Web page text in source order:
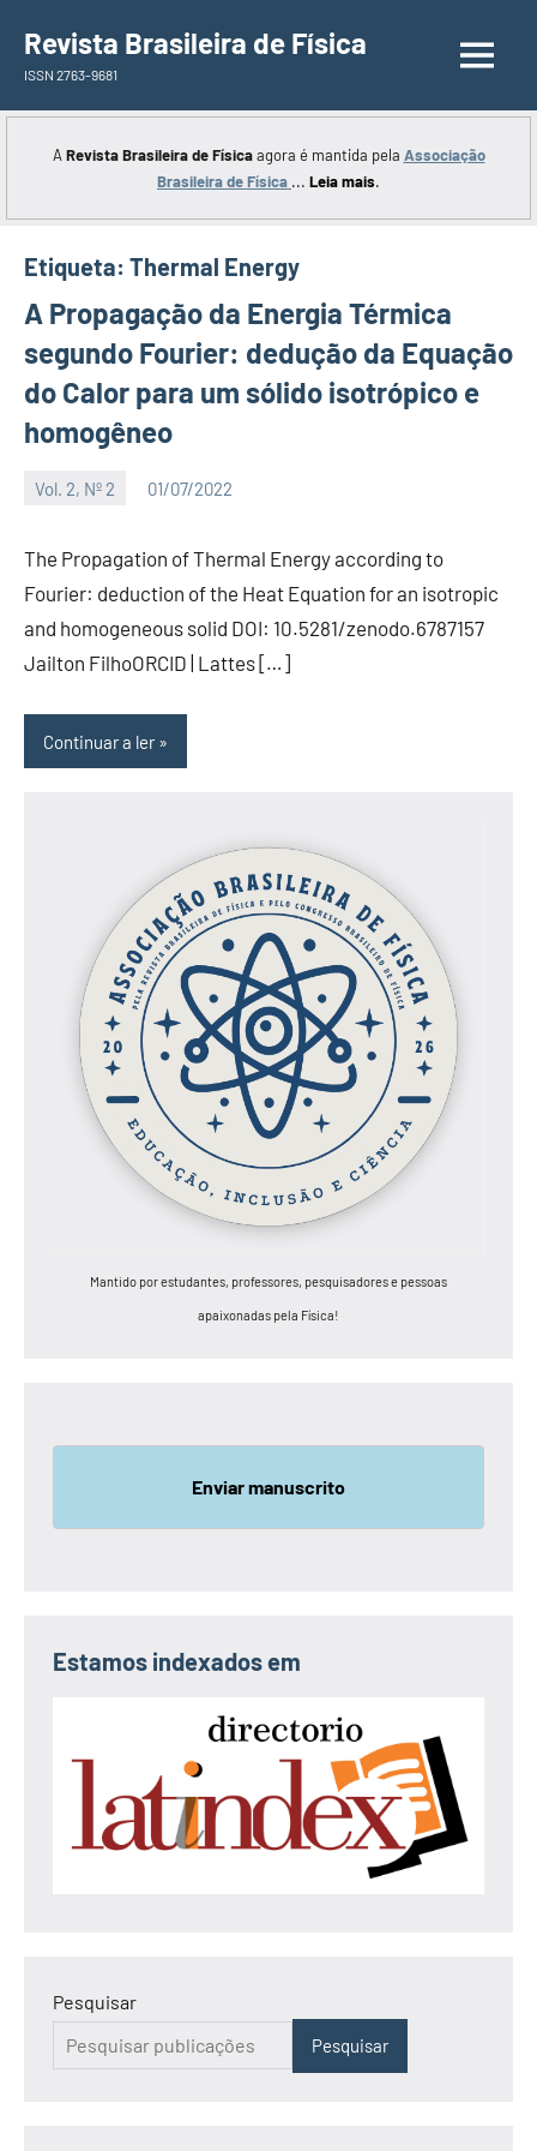
para
conteúdo
Revista Brasileira de Física
ISSN 2763-9681
A Revista Brasileira de Físicaagora é mantida pela Associação
Brasileira de Física ... Leia mais.
Etiqueta: Thermal Energy
A Propagação da Energia Térmica
segundo Fourier: dedução da Equação
do Calor para um sólido isotrópico e
homogêneo
Vol. 2, Nº 2 01/07/2022
The Propagation of Thermal Energy according to
Fourier: deduction of the Heat Equation for an isotropic
and homogeneous solid DOI: 10.5281/zenodo.6787157
Jailton FilhoORCID | Lattes […]
Continuar a ler
Mantido por estudantes, professores, pesquisadores e pessoas
apaixonadas pela Física!
Enviar manuscrito
Estamos indexados em
Pesquisar
Pesquisar